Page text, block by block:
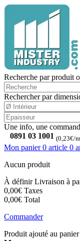
Recherche par produit
Rechercher par
Une info, une
0891 03 1001 (0,23€/
Mon panier 0 article 0
Aucun produit
À définirLivraison à
0,00€ Taxes
0,00€ Total
Commander
Produit ajouté au